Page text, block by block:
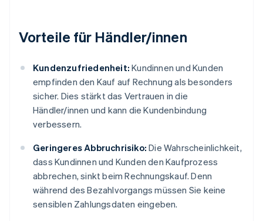
Vorteile für Händler/innen
Kundenzufriedenheit: Kundinnen und Kunden
empfinden den Kauf auf Rechnung als besonders
sicher. Dies stärkt das Vertrauen in die
Händler/innen und kann die Kundenbindung
verbessern.
Geringeres Abbruchrisiko: Die Wahrscheinlichkeit,
dass Kundinnen und Kunden den Kaufprozess
abbrechen, sinkt beim Rechnungskauf. Denn
während des Bezahlvorgangs müssen Sie keine
sensiblen Zahlungsdaten eingeben.